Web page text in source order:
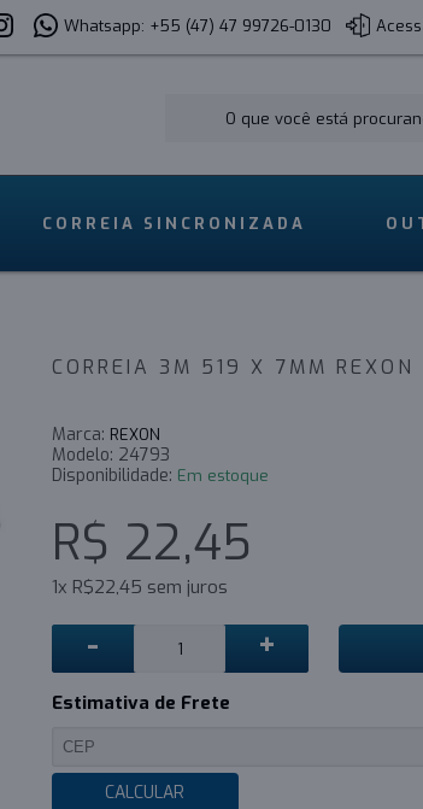
Whatsapp: +55 (47) 47 99726-0130
CORREIA SINCRONIZADA
CORREIA 3M 519 X 7MM REXON
Marca: REXON
Modelo: 24793
Disponibilidade: Em estoque
R$ 22,45
1x R$22,45 sem juros
- +
Estimativa de Frete
CALCULAR